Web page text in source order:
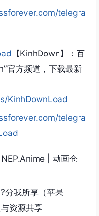
telegra
【KinhDown】：百
官方频道，下载最新
KinhDownLoad
telegra
NEP.Anime | 动画仓
?分我所享（苹果
资源共享